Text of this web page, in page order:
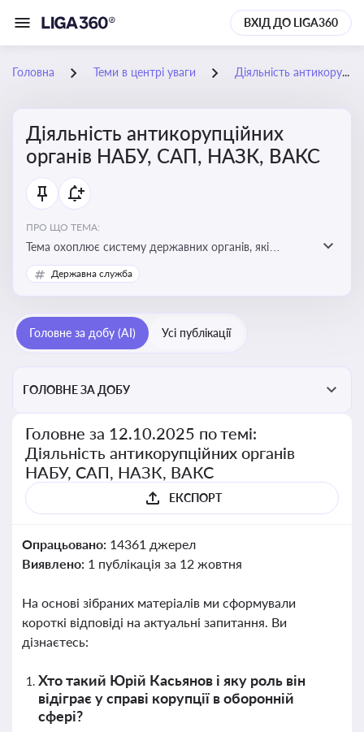
ВХІД ДО LIGA360
Головна Теми в центрі уваги Діяльність антикорупційних органів НАБУ, САП, НАЗК, ВАКС
Діяльність антикорупційних
органів НАБУ, САП, НАЗК, ВАКС
ПРО ЩО ТЕМА:
Тема охоплює систему державних органів, які
здійснюють запобігання, виявлення та розслідування
корупційних правопорушень, що є ключовим
у державному управлінні та бізнесі
Державна служба
Головне за добу (AI) Усі публікації
ГОЛОВНЕ ЗА ДОБУ
Головне за 12.10.2025 по темі:
Діяльність антикорупційних органів
НАБУ, САП, НАЗК, ВАКС
ЕКСПОРТ
Опрацьовано: 14361 джерел
Виявлено: 1 публікація за 12 жовтня
На основі зібраних матеріалів ми сформували
короткі відповіді на актуальні запитання. Ви
дізнаєтесь:
Хто такий Юрій Касьянов і яку роль він
відіграє у справі корупції в оборонній
сфері?